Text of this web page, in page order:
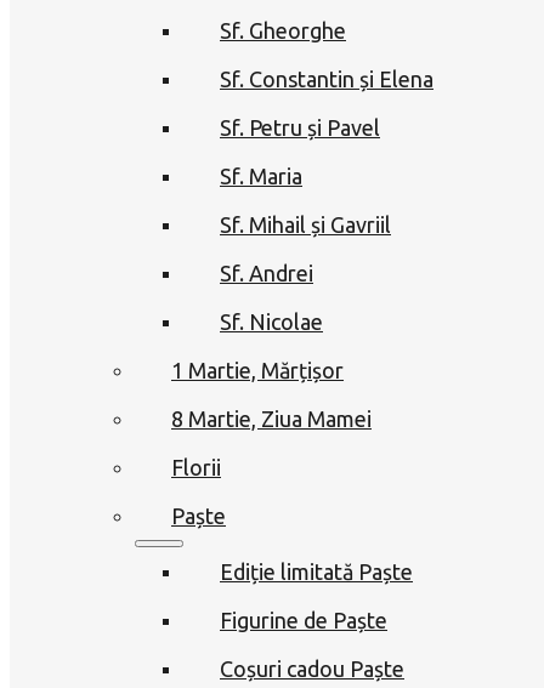
Sf. Gheorghe
Sf. Constantin și Elena
Sf. Petru și Pavel
Sf. Maria
Sf. Mihail și Gavriil
Sf. Andrei
Sf. Nicolae
1 Martie, Mărțișor
8 Martie, Ziua Mamei
Florii
Paște
Ediție limitată Paște
Figurine de Paște
Coșuri cadou Paște